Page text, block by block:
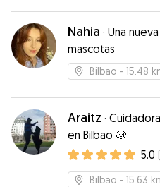
cuidado muy bien.
Nahia · Una
mascotas
Bilbao - 15.48
Araitz ·
en Bilbao 🐶
5.0 (
Bilbao - 15.63